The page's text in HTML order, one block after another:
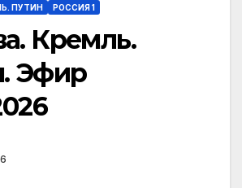
ПУТИН РОССИЯ 1
Кремль.
Эфир